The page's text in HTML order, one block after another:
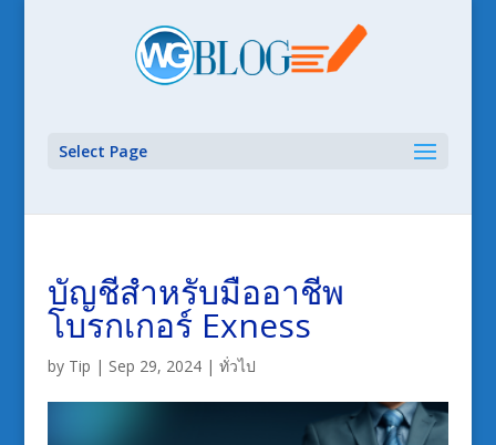
Select Page
บัญชีสำหรับมืออาชีพ
โบรกเกอร์ Exness
by Tip | Sep 29, 2024| ทั่วไป